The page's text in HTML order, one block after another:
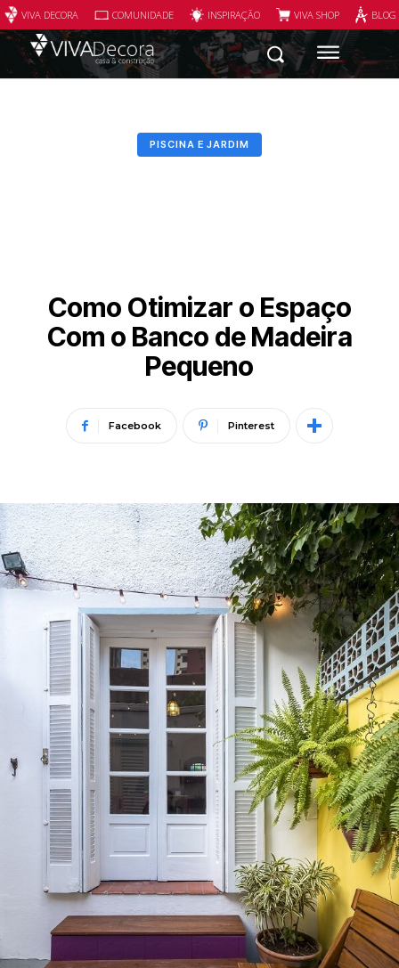
VIVA DECORA COMUNIDADE INSPIRAÇÃO VIVA SHOP
PISCINA E JARDIM
Como Otimizar o Espaço
Com o Banco de Madeira
Pequeno
Facebook Pinterest